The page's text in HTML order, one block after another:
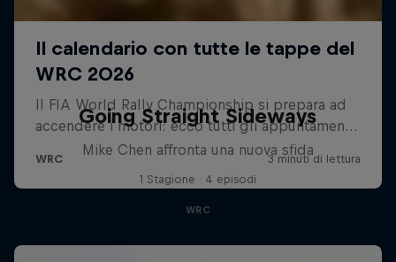
Going Straight Sideways
Mike Chen affronta una nuova sfida
1 Stagione · 4 episodi
WRC